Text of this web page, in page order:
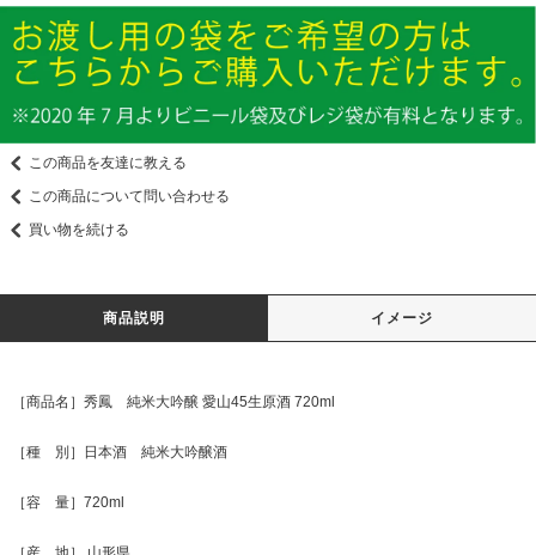
この商品を友達に教える
この商品について問い合わせる
買い物を続ける
商品説明 イメージ
［商品名］秀鳳 純米大吟醸 愛山45生原酒 720ml
［種 別］日本酒 純米大吟醸酒
［容 量］720ml